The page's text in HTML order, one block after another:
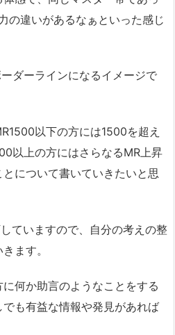
の違いがあるなぁといった感じ
ダーラインになるイメージで
以下の方には1500を超え
以上の方にはさらなるMR上昇
について書いていきたいと思
ていますので、自分の考えの整
ます。
何か助言のようなことをする
も有益な情報や発見があれば